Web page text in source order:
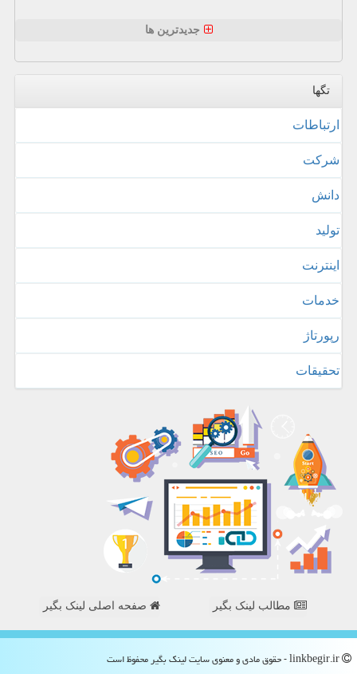
جدیدترین ها
تگها
ارتباطات
شركت
دانش
تولید
اینترنت
خدمات
رپورتاژ
تحقیقات
مطالب لینک بگیر صفحه اصلی لینک بگیر